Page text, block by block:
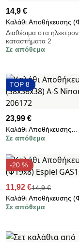
14,9 €
Καλάθι Αποθήκευσης
Estia Lagoon 02-28855
Διαθέσιμα στα
καταστήματα 2
Σε απόθεμα
TOP 8
23,99 €
Καλάθι Αποθήκευσης
(38x38x38) A-S Ninon
Σε απόθεμα
-20 %
11,92 €14,9 €
Καλάθι Αποθήκευσης
Espiel GAS112
Σε απόθεμα